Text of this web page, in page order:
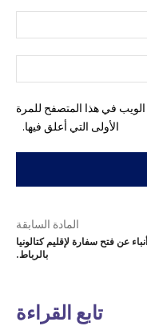
في هذا المتصفح للمرة
الأولى التي أعلق فيها.
المادة السابقة
أنباء عن فتح سفارة لإقليم كتالونيا
بالرباط.
تابع القراءة